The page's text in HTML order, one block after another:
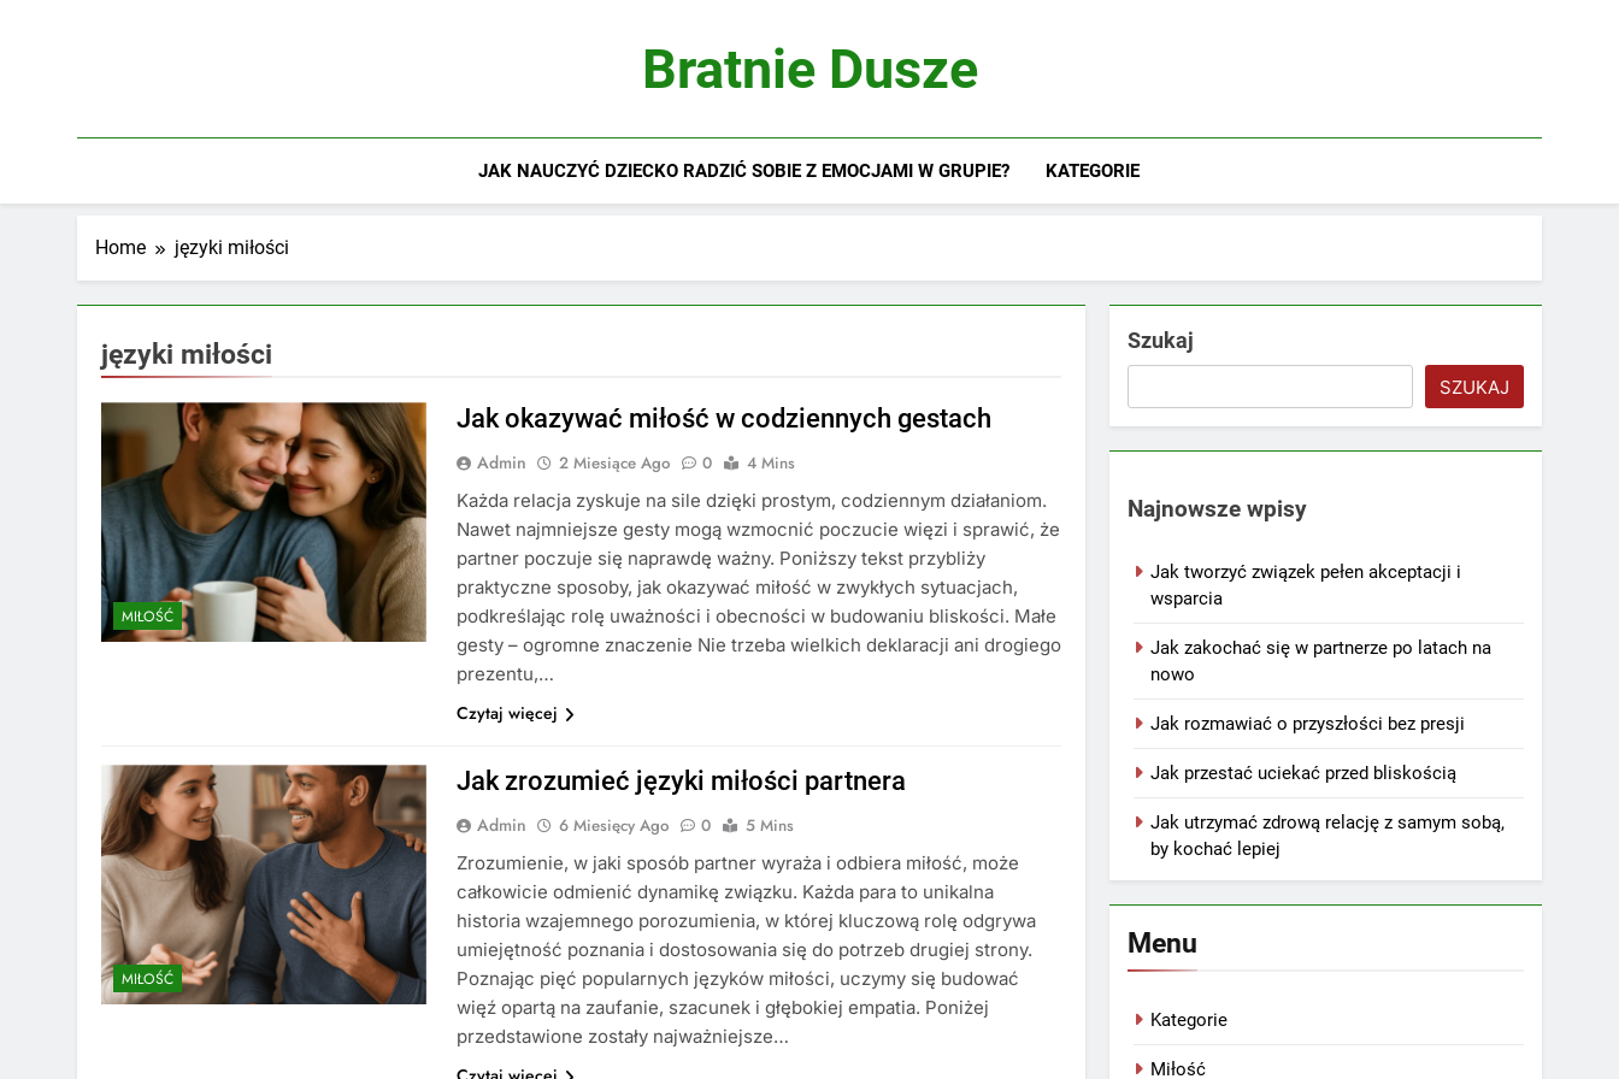
Bratnie Dusze
JAK NAUCZYĆ DZIECKO RADZIĆ SOBIE Z EMOCJAMI W GRUPIE? KATEGORIE
Home języki miłości
języki miłości
MIŁOŚĆ
Jak okazywać miłość w codziennych gestach
Admin 2 Miesiące Ago 0
4 Mins
Każda relacja zyskuje na sile dzięki prostym, codziennym działaniom.
Nawet najmniejsze gesty mogą wzmocnić poczucie więzi i sprawić, że
partner poczuje się naprawdę ważny. Poniższy tekst przybliży
praktyczne sposoby, jak okazywać miłość w zwykłych sytuacjach,
podkreślając rolę uważności i obecności w budowaniu bliskości. Małe
gesty – ogromne znaczenie Nie trzeba wielkich deklaracji ani drogiego
prezentu,…
Czytaj więcej
MIŁOŚĆ
Jak zrozumieć języki miłości partnera
Admin 6 Miesięcy Ago 0
5 Mins
Zrozumienie, w jaki sposób partner wyraża i odbiera miłość, może
całkowicie odmienić dynamikę związku. Każda para to unikalna
historia wzajemnego porozumienia, w której kluczową rolę odgrywa
umiejętność poznania i dostosowania się do potrzeb drugiej strony.
Poznając pięć popularnych języków miłości, uczymy się budować
więź opartą na zaufanie, szacunek i głębokiej empatia. Poniżej
przedstawione zostały najważniejsze…
Szukaj
SZUKAJ
Najnowsze wpisy
Jak tworzyć związek pełen akceptacji i
wsparcia
Jak zakochać się w partnerze po latach na
nowo
Jak rozmawiać o przyszłości bez presji
Jak przestać uciekać przed bliskością
Jak utrzymać zdrową relację z samym sobą,
by kochać lepiej
Menu
Kategorie
Miłość